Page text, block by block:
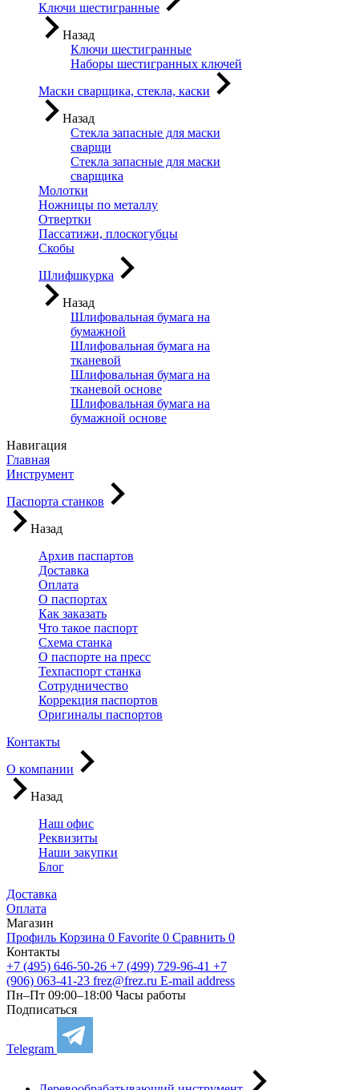
Ключи шестигранные
Назад
Ключи шестигранные
Наборы шестигранных ключей
Маски сварщика, стекла, каски
Назад
Стекла запасные для маски
сварщи
Стекла запасные для маски
сварщика
Молотки
Ножницы по металлу
Отвертки
Пассатижи, плоскогубцы
Скобы
Шлифшкурка
Назад
Шлифовальная бумага на
бумажной
Шлифовальная бумага на
тканевой
Шлифовальная бумага на
тканевой основе
Шлифовальная бумага на
бумажной основе
Навигация
Главная
Инструмент
Паспорта станков
Назад
Архив паспартов
Доставка
Оплата
О паспортах
Как заказать
Что такое паспорт
Схема станка
О паспорте на пресс
Техпаспорт станка
Сотрудничество
Коррекция паспортов
Оригиналы паспортов
Контакты
О компании
Назад
Наш офис
Реквизиты
Наши закупки
Блог
Доставка
Оплата
Магазин
Профиль Корзина 0 Favorite 0 Сравнить 0
Контакты
+7 (495) 646-50-26 +7 (499) 729-96-41 +7
(906) 063-41-23 frez@frez.ru E-mail address
Пн–Пт 09:00–18:00 Часы работы
Подписаться
Telegram